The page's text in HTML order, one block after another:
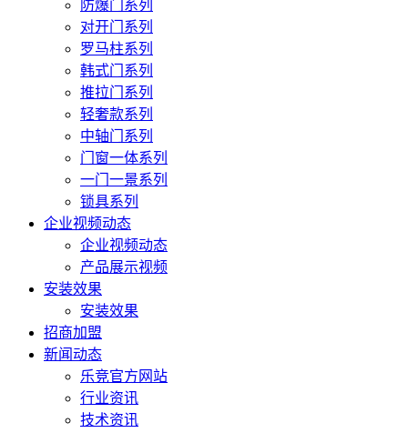
防爆门系列
对开门系列
罗马柱系列
韩式门系列
推拉门系列
轻奢款系列
中轴门系列
门窗一体系列
一门一景系列
锁具系列
企业视频动态
企业视频动态
产品展示视频
安装效果
安装效果
招商加盟
新闻动态
乐竞官方网站
行业资讯
技术资讯